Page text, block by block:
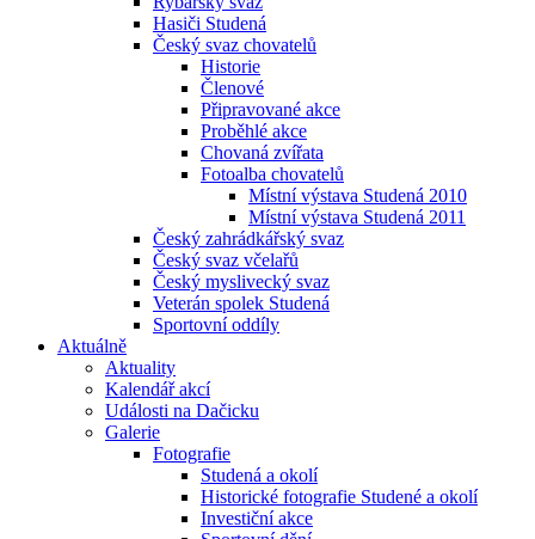
Hasiči Studená
Český svaz chovatelů
Historie
Členové
Připravované akce
Proběhlé akce
Chovaná zvířata
Fotoalba chovatelů
Místní výstava Studená 2010
Místní výstava Studená 2011
Český zahrádkářský svaz
Český svaz včelařů
Český myslivecký svaz
Veterán spolek Studená
Sportovní oddíly
Aktuálně
Aktuality
Kalendář akcí
Události na Dačicku
Galerie
Fotografie
Studená a okolí
Historické fotografie Studené a okolí
Investiční akce